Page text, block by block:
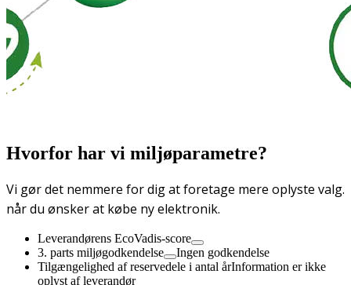
Hvorfor har vi miljøparametre?
Vi gør det nemmere for dig at foretage mere oplyste valg.
når du ønsker at købe ny elektronik.
Leverandørens EcoVadis-score
3. parts miljøgodkendelse
Ingen godkendelse
Tilgængelighed af reservedele i antal årInformation er ikke
oplyst af leverandør